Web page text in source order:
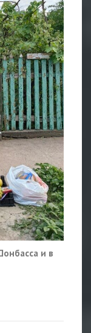
и в